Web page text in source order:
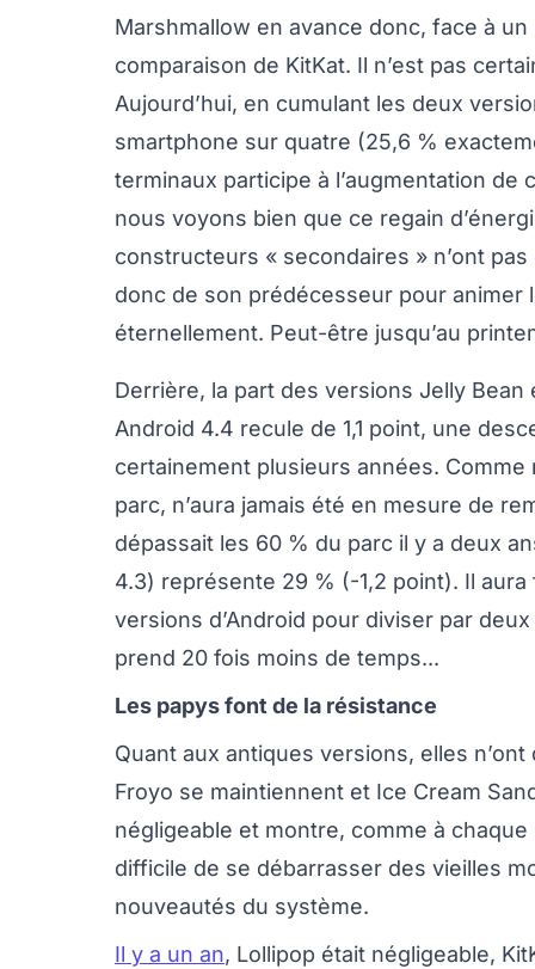
Marshmallow en avance donc, face à
comparaison de KitKat. Il n’est pas
Aujourd’hui, en cumulant les deux
smartphone sur quatre (25,6 %
terminaux participe à l’augmentation
nous voyons bien que ce regain
constructeurs « secondaires » n’ont
donc de son prédécesseur pour animer
éternellement. Peut-être jusqu’au
Derrière, la part des versions Jelly
Android 4.4 recule de 1,1 point, une
certainement plusieurs années.
parc, n’aura jamais été en mesure de
dépassait les 60 % du parc il y a deux
4.3) représente 29 % (-1,2 point). Il
versions d’Android pour diviser par
prend 20 fois moins de temps...
Les papys font de la résistance
Quant aux antiques versions, elles
Froyo se maintiennent et Ice Cream
négligeable et montre, comme à
difficile de se débarrasser des vieilles
nouveautés du système.
Il y a un an, Lollipop était négligeable,